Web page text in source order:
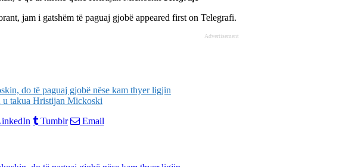
jam i gatshëm të paguaj gjobë appeared first on Telegrafi.
Advertisement
do të paguaj gjobë nëse kam thyer ligjin
takua Hristijan Mickoski
Tumblr Email